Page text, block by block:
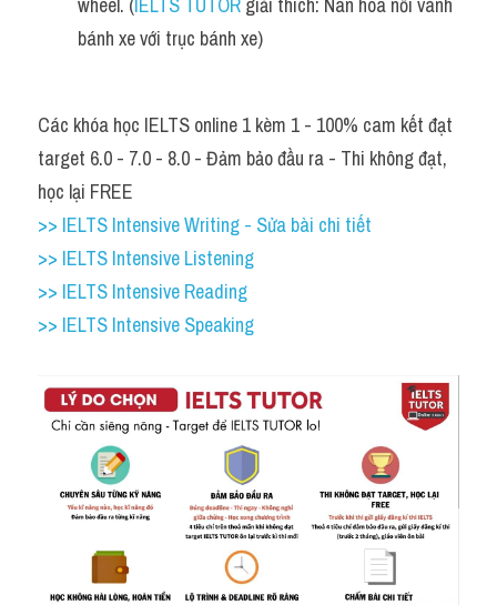
bánh xe với trục bánh xe)
Các khóa học IELTS online 1 kèm 1 - 100% cam kết đạt
target 6.0 - 7.0 - 8.0 - Đảm bảo đầu ra - Thi không đạt,
học lại FREE
>> IELTS Intensive Writing - Sửa bài chi tiết
>> IELTS Intensive Listening
>> IELTS Intensive Reading
>> IELTS Intensive Speaking